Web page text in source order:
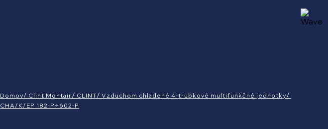
Domov Clint Montair CLINT
Vzduchom chladené 4-trubkové multifunkčné jednotky
CHA/K/EP 182-P÷602-P